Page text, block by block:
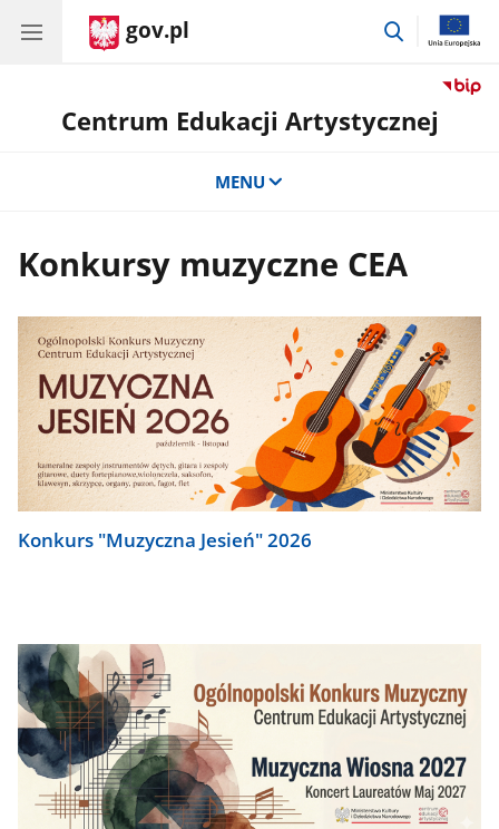
gov.pl
przejdź
Centrum Edukacji Artystycznej
MENU
Konkursy muzyczne CEA
Konkurs "Muzyczna Jesień" 2026